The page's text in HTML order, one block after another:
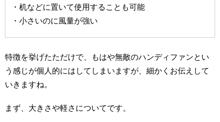
・机などに置いて使用することも可能
・小さいのに風量が強い
特徴を挙げたただけで、もはや無敵のハンディファンとい
う感じが個人的にはしてしまいますが、細かくお伝えして
いきますね。
まず、大きさや軽さについてです。